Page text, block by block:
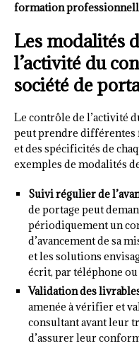
formation
Les modalités
l’activité du
société de
Le contrôle de l’activité
peut prendre différentes
et des spécificités de
exemples de modalités
Suivi régulier de
de portage peut
périodiquement un
d’avancement de sa
et les solutions
écrit, par téléphone
Validation des
amenée à vérifier et
consultant avant leur
d’assurer leur